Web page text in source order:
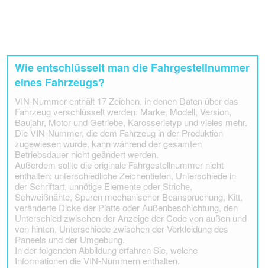
Wie entschlüsselt man die Fahrgestellnummer
eines Fahrzeugs?
VIN-Nummer enthält 17 Zeichen, in denen Daten über das
Fahrzeug verschlüsselt werden: Marke, Modell, Version,
Baujahr, Motor und Getriebe, Karosserietyp und vieles mehr.
Die VIN-Nummer, die dem Fahrzeug in der Produktion
zugewiesen wurde, kann während der gesamten
Betriebsdauer nicht geändert werden.
Außerdem sollte die originale Fahrgestellnummer nicht
enthalten: unterschiedliche Zeichentiefen, Unterschiede in
der Schriftart, unnötige Elemente oder Striche,
Schweißnähte, Spuren mechanischer Beanspruchung, Kitt,
veränderte Dicke der Platte oder Außenbeschichtung, den
Unterschied zwischen der Anzeige der Code von außen und
von hinten, Unterschiede zwischen der Verkleidung des
Paneels und der Umgebung.
In der folgenden Abbildung erfahren Sie, welche
Informationen die VIN-Nummern enthalten.